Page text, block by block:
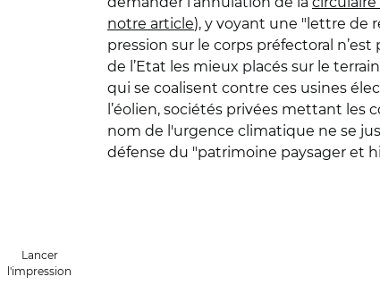
Lancer
l'impression
notre article), y voyant une "lettre de
pression sur le corps préfectoral
de l’Etat les mieux placés sur le
qui se coalisent contre ces usines
l’éolien, sociétés privées mettant
nom de l'urgence climatique ne se
défense du "patrimoine paysager et